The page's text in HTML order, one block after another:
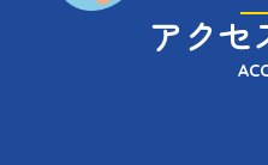
アクセ